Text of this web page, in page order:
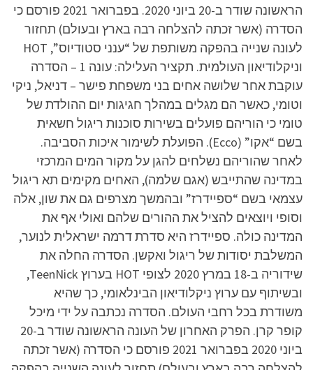
הראשונה שודר ב-20 ביוני 2020. בפברואר 2021 פורסם כי
הסדרה (אשר זכתה להצלחה רבה בארץ ובעולם) תחזור
לעונה שנייה בהפקה משותפת של “ענני סטודיוס”, HOT
וניקלודיאון העולמית. תקציר העלילה: עונה 1 – הסדרה
עוקבת אחר שלושה אחים בני משפחת פישר – דניאל, ניקי
וטומי, כאשר הם מגלים במהלך חגיגות יום ההולדת של
טומי כי הוריהם פועלים בשירות סוכנות ריגול חשאית
בשם “אקו” (Ecco). הפועלת לשימור איכות הסביבה.
לאחר שהוריהם נשלחים להגן על מקור המים המרכזי
במדינה שהתייבש (אגם שלמה), האחים מקימים תא ריגול
עצמאי בשם “ספיידרז” ובהמשך מצרפים גם את שון, אלה
וסופי ויוצאים להציל את ההורים שלהם ואולי אף את
המדינה כולה. ספיידרז היא סדרת דרמה ישראלית לנוער,
המשלבת יסודות של ריגול ואקשן. הסדרה החלה את
שידוריה ב-18 במרץ 2020 לצופי HOT בערוץ TeenNick,
ובשיתוף עם ערוץ ניקלודיאון הבינלאומי, כך שהיא
משודרת בכל רחבי העולם. הסדרה נכתבה על ידי מיכל
קופר קרן. הפרק האחרון של העונה הראשונה שודר ב-20
ביוני 2020 בפברואר 2021 פורסם כי הסדרה (אשר זכתה